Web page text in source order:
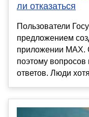
ли отказаться
Пользователи
предложением
приложении
поэтому вопросов
ответов. Люди